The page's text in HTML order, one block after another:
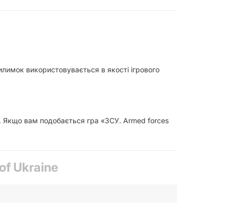
використовувається в якості ігрового
Якщо вам подобається гра «ЗСУ. Armed forces
Ukraine